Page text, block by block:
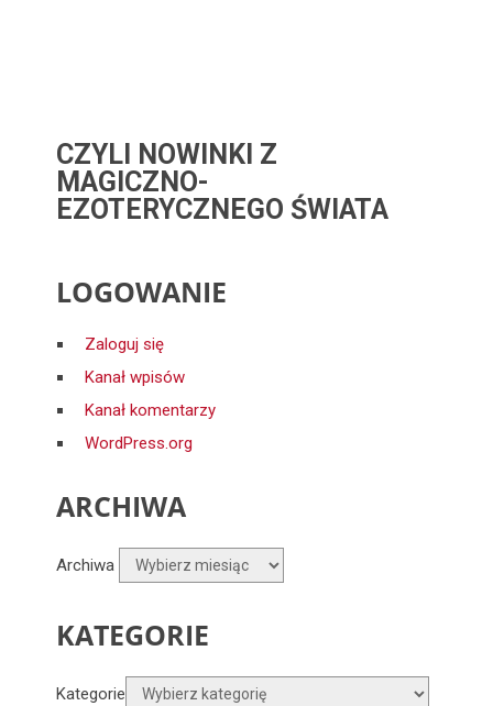
CZYLI NOWINKI Z
MAGICZNO-
EZOTERYCZNEGO ŚWIATA
LOGOWANIE
Zaloguj się
Kanał wpisów
Kanał komentarzy
WordPress.org
ARCHIWA
Archiwa
KATEGORIE
Kategorie